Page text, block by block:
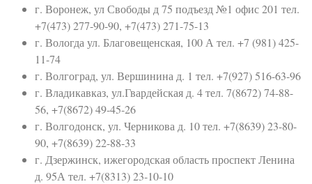
г. Воронеж, ул Свободы д 75 подъезд №1 офис 201 тел.
+7(473) 277-90-90, +7(473) 271-75-13
г. Вологда ул. Благовещенская, 100 А тел. +7 (981) 425-
11-74
г. Волгоград, ул. Вершинина д. 1 тел. +7(927) 516-63-96
г. Владикавказ, ул.Гвардейская д. 4 тел. 7(8672) 74-88-
56, +7(8672) 49-45-26
г. Волгодонск, ул. Черникова д. 10 тел. +7(8639) 23-80-
90, +7(8639) 22-88-33
г. Дзержинск, ижегородская область проспект Ленина
д. 95А тел. +7(8313) 23-10-10